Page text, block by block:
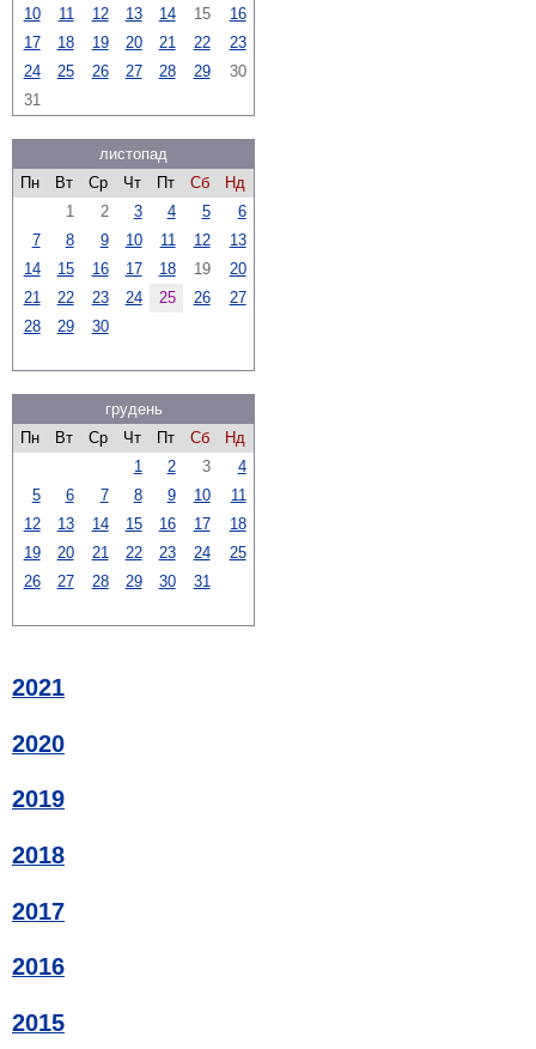
10
11 12 13 14 15
16
17
18 19 20 21 22
23
24
25 26 27 28 29
30
31
листопад
Пн
Вт Ср Чт Пт Сб
Нд
1
2 3 4 5
6
7
8 9 10 11 12
13
14
15 16 17 18 19
20
21
22 23 24 25 26
27
28
29 30
грудень
Пн
Вт Ср Чт Пт Сб
Нд
1
2 3
4
5
6 7 8 9 10
11
12
13 14 15 16 17
18
19
20 21 22 23 24
25
26
27 28 29 30 31
2021
2020
2019
2018
2017
2016
2015